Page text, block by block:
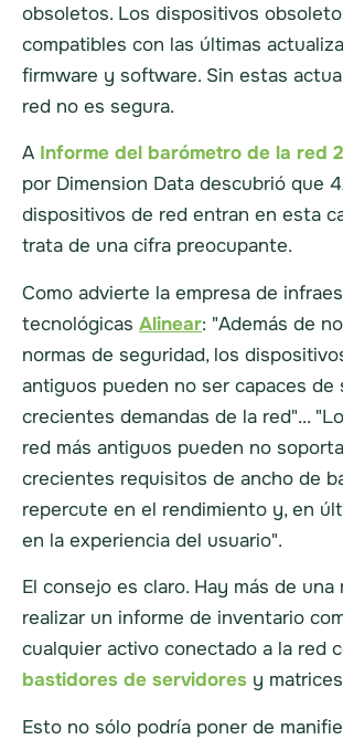
obsoletos. Los dispositivos
compatibles con las últimas
firmware y software. Sin estas
red no es segura.
A Informe del barómetro de la red
por Dimension Data descubrió que
dispositivos de red entran en esta
trata de una cifra preocupante.
Como advierte la empresa de
tecnológicas Alinear: "Además de
normas de seguridad, los
antiguos pueden no ser capaces de
crecientes demandas de la red"...
red más antiguos pueden no
crecientes requisitos de ancho de
repercute en el rendimiento y, en
en la experiencia del usuario".
El consejo es claro. Hay más de una
realizar un informe de inventario
cualquier activo conectado a la red
bastidores de servidores y
Esto no sólo podría poner de